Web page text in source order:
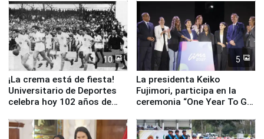
equipamiento para
Serenazgo
10
¡La crema está de fiesta!
Universitario de Deportes
celebra hoy 102 años de
5
La presidenta Keiko
Fujimori, participa en la
ceremonia “One Year To Go